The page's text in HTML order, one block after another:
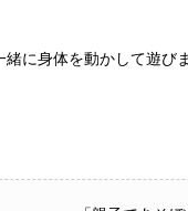
に身体を動かして遊び